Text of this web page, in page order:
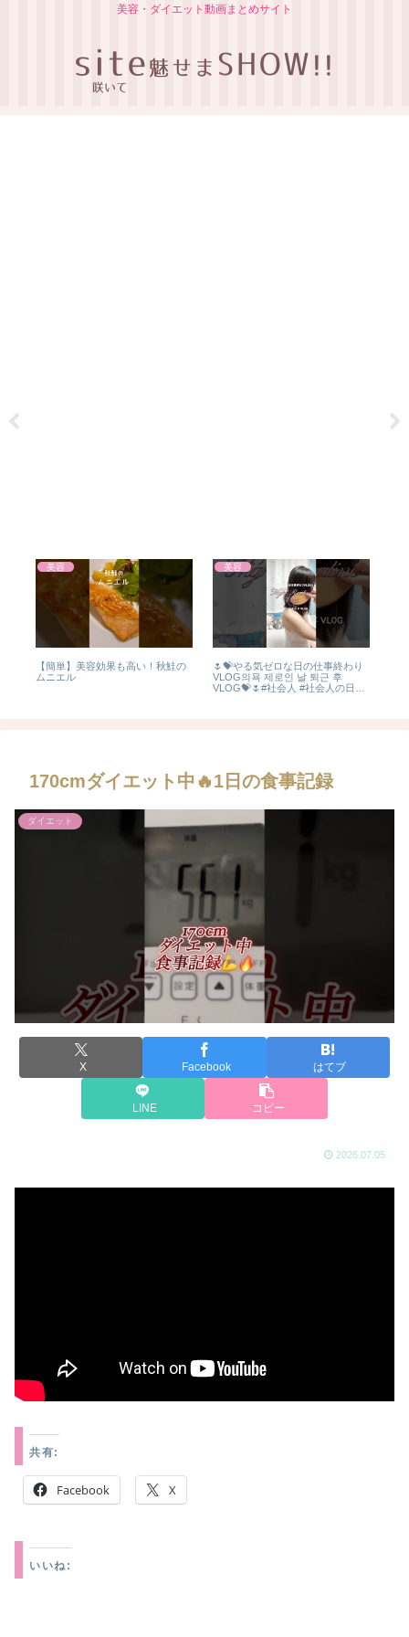
美容・ダイエット動画まとめサイト
美容
【簡単】美容効果も高い！秋鮭の
ムニエル
美容
🌷💝やる気ゼロな日の仕事終わり
VLOG의욕 제로인 날 퇴근 후
VLOG💝🌷#社会人 #社会人の日常
170cmダイエット中🔥1日の食事記録
ダイエット
X Facebook はてブ
LINE コピー
2026.07.05
共有:
Facebook X
いいね: